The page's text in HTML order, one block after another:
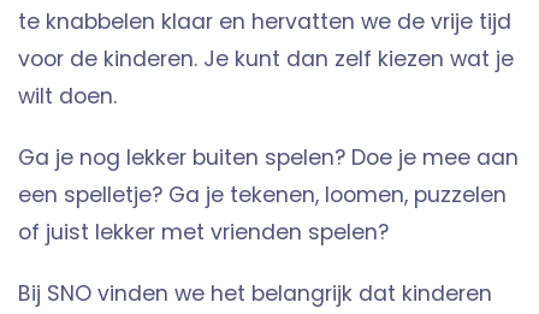
te knabbelen klaar en hervatten we de vrije tijd
voor de kinderen. Je kunt dan zelf kiezen wat je
wilt doen.
Ga je nog lekker buiten spelen? Doe je mee aan
een spelletje? Ga je tekenen, loomen, puzzelen
of juist lekker met vrienden spelen?
Bij SNO vinden we het belangrijk dat kinderen